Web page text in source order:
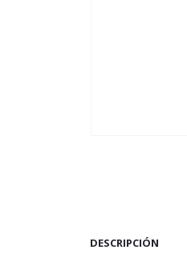
DESCRIPCIÓN